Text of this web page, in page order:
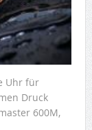
Uhr für
Druck
600M,